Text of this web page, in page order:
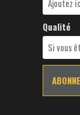
Qualité